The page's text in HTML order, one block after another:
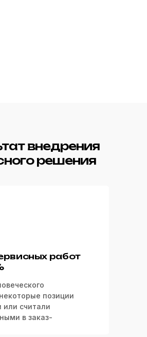
позиции
или считали
в заказ-
работ
внедрения
решения